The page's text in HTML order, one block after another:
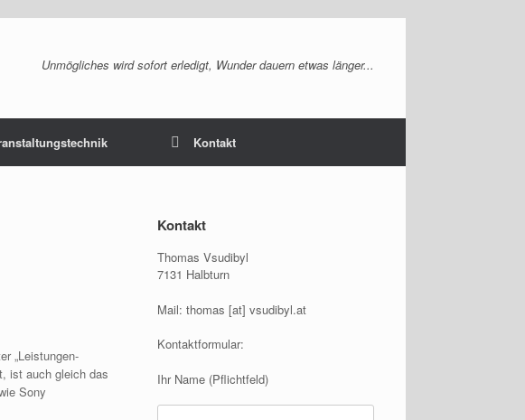
Unmögliches wird sofort erledigt, Wunder dauern etwas länger...
Kontakt
„Leistungen-
ist auch gleich das
Sony
Kontakt
Thomas Vsudibyl
7131 Halbturn
Mail: thomas [at] vsudibyl.at
Kontaktformular:
Ihr Name (Pflichtfeld)